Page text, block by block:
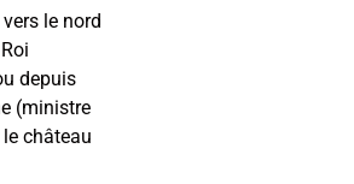
le nord
depuis
(ministre
château